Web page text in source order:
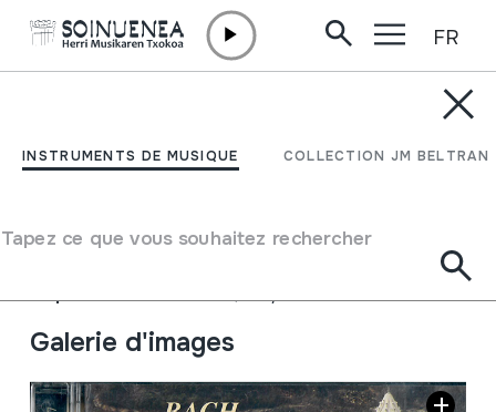
INSTRUMENTS DE MUSIQUE COLLECTION JM BELTRAN
Tapez ce que vous souhaitez rechercher
FR
BACH al Monestir de
Auteur
Maria Nacy
Emplacement: Biblioteka; XIX / 3
Galerie d'images